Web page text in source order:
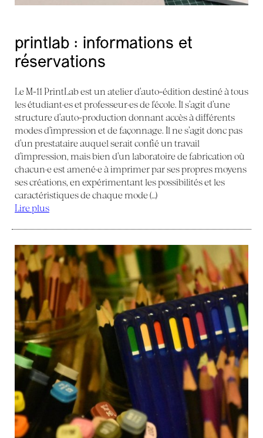
printlab : informations et
réservations
Le M-11 PrintLab est un atelier d’auto-édition destiné à tous
les étudiant·es et professeur·es de l’école. Il s’agit d’une
structure d’auto-production donnant accès à différents
modes d’impression et de façonnage. Il ne s’agit donc pas
d’un prestataire auquel serait confié un travail
d’impression, mais bien d’un laboratoire de fabrication où
chacun·e est amené·e à imprimer par ses propres moyens
ses créations, en expérimentant les possibilités et les
caractéristiques de chaque mode (…)
Lire plus